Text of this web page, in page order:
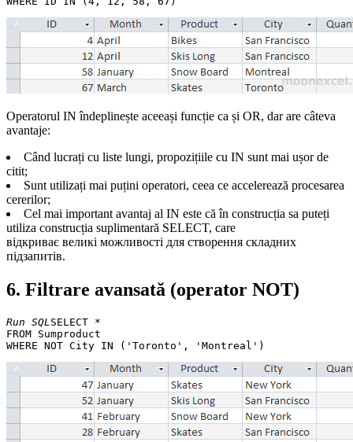
Operatorul IN îndeplinește aceeași funcție ca și OR, dar are câteva
avantaje:
Când lucrați cu liste lungi, propozițiile cu IN sunt mai ușor de
citit;
Sunt utilizați mai puțini operatori, ceea ce accelerează procesarea
cererilor;
Cel mai important avantaj al IN este că în construcția sa puteți
utiliza construcția suplimentară SELECT, care
відкриває великі можливості для створення складних
підзапитів.
6. Filtrare avansată (operator NOT)
Run SQL SELECT *
FROM Sumproduct